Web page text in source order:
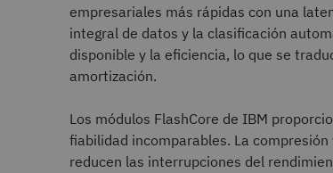
empresariales más rápidas con una
integral de datos y la clasificación
disponible y la eficiencia, lo que se
amortización.
Los módulos FlashCore de IBM
fiabilidad incomparables. La
reducen las interrupciones del